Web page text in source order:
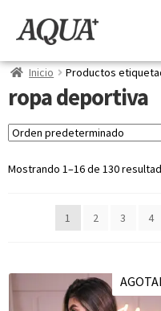
Inicio Productos
ropa deportiva
Mostrando 1–16 de 130
1 2 3 4